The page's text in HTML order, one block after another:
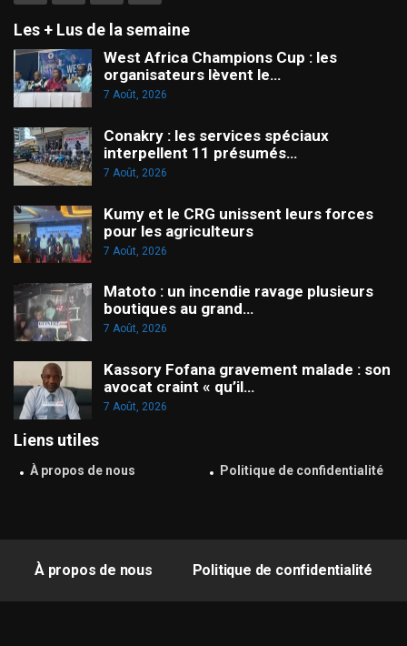
Les + Lus de la semaine
West Africa Champions Cup : les
organisateurs lèvent le…
7 Août, 2026
Conakry : les services spéciaux
interpellent 11 présumés…
7 Août, 2026
Kumy et le CRG unissent leurs forces
pour les agriculteurs
7 Août, 2026
Matoto : un incendie ravage plusieurs
boutiques au grand…
7 Août, 2026
Kassory Fofana gravement malade : son
avocat craint « qu’il…
7 Août, 2026
Liens utiles
À propos de nous Politique de confidentialité
À propos de nous Politique de confidentialité